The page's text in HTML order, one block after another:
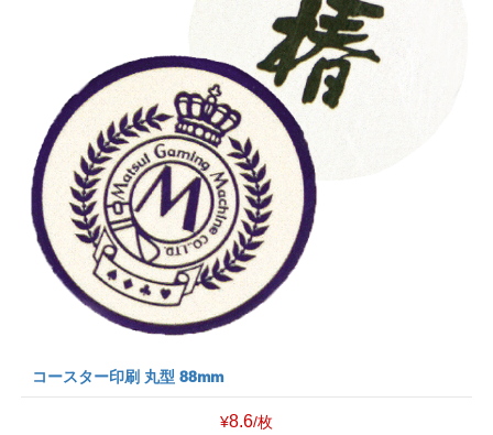
コースター印刷 丸型 88mm
¥8.6/枚